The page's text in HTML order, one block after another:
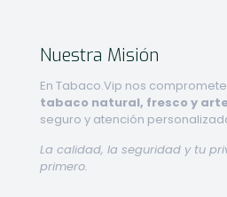
Nuestra Misión
En Tabaco.Vip nos
tabaco natural, fresco y
seguro y atención
La calidad, la seguridad y tu
primero.